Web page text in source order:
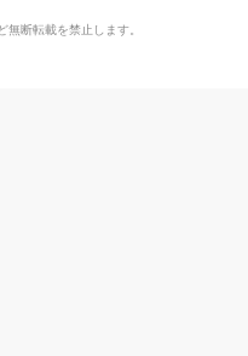
断転載を禁止します。